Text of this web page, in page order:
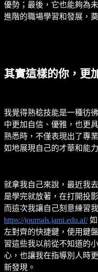
優勢；最後，它也能夠為
進階的職場學習和發展，
其實這樣的你，更
我覺得熟稔技能是一種彷
中更加自信、優雅，也更
熟悉時，不僅表現出了專
如地展現自己的才華和能力
就拿我自己來說，最近我
是學完就放著，在打開投
而這次我讓自己刻意練習
https://journals.jami.edu.af/如
左對齊的快捷鍵，使用鍵
習這些我以前從不知道的
心，也讓我在指導別人時
新發現。